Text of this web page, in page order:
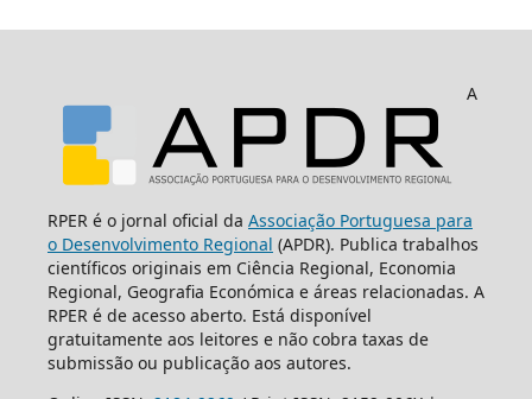
A
RPER é o jornal oficial da Associação Portuguesa para
o Desenvolvimento Regional (APDR). Publica trabalhos
científicos originais em Ciência Regional, Economia
Regional, Geografia Económica e áreas relacionadas. A
RPER é de acesso aberto. Está disponível
gratuitamente aos leitores e não cobra taxas de
submissão ou publicação aos autores.